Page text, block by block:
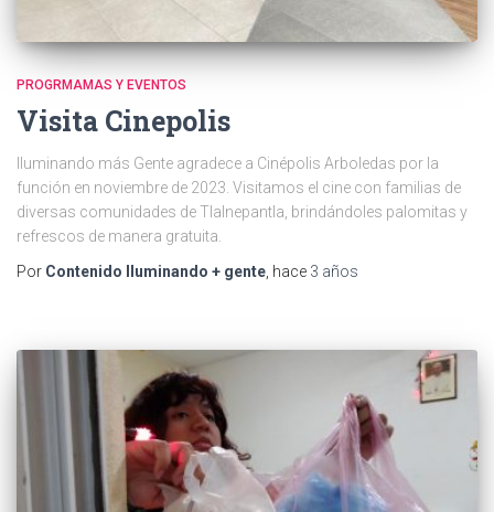
PROGRMAMAS Y EVENTOS
Visita Cinepolis
Iluminando más Gente agradece a Cinépolis Arboledas por la
función en noviembre de 2023. Visitamos el cine con familias de
diversas comunidades de Tlalnepantla, brindándoles palomitas y
refrescos de manera gratuita.
Por Contenido Iluminando + gente , hace 3 años